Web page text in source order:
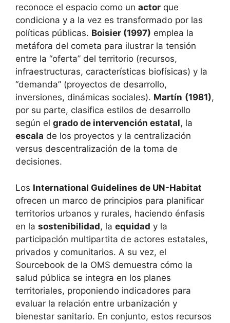
reconoce el espacio como un actor que
condiciona y a la vez es transformado por las
políticas públicas. Boisier (1997) emplea la
metáfora del cometa para ilustrar la tensión
entre la “oferta” del territorio (recursos,
infraestructuras, características biofísicas) y la
“demanda” (proyectos de desarrollo,
inversiones, dinámicas sociales). Martín (1981),
por su parte, clasifica estilos de desarrollo
según el grado de intervención estatal, la
escala de los proyectos y la centralización
versus descentralización de la toma de
decisiones.
Los International Guidelines de UN-Habitat
ofrecen un marco de principios para planificar
territorios urbanos y rurales, haciendo énfasis
en la sostenibilidad, la equidad y la
participación multipartita de actores estatales,
privados y comunitarios. A su vez, el
Sourcebook de la OMS demuestra cómo la
salud pública se integra en los planes
territoriales, proponiendo indicadores para
evaluar la relación entre urbanización y
bienestar sanitario. En conjunto, estos recursos